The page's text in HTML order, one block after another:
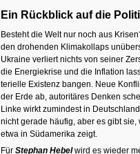
Ein Rückblick auf die
Besteht die Welt nur noch aus
den drohenden Klimakollaps
Ukraine verliert nichts von seiner
die Energiekrise und die Inflation
terielle Existenz bangen. Neue
der Erde ab, autoritäres Denken
Linke wirkt zumindest in
nicht gerade häufig, aber es gibt
etwa in Südamerika zeigt.
FürStephan Hebelwird es wieder